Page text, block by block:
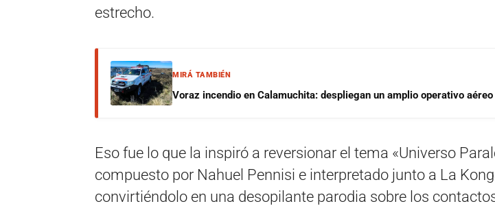
estrecho.
MIRÁ TAMBIÉN
Voraz incendio en Calamuchita: despliegan un amplio operativo
Eso fue lo que la inspiró a reversionar el tema «Universo
compuesto por Nahuel Pennisi e interpretado junto a La
convirtiéndolo en una desopilante parodia sobre los